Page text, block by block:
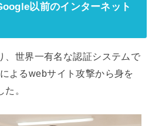
以前のインターネット
、世界一有名な認証システムで
よるwebサイト攻撃から身を
。